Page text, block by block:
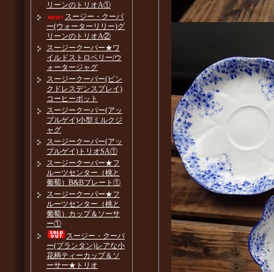
リーンのトリオA①
スージー・クーパ
ー(ウォーターリリー)グ
リーンのトリオA②
スージークーパー★ワ
イルドストロベリー/ウ
ォータージャグ
スージークーパー(ピン
クドレスデンスプレイ)
コーヒーポット
スージークーパー(アッ
プルゲイ)小型ミルクジ
ャグ
スージークーパー(アッ
プルゲイ)トリオSA①
スージークーパー★フ
ルーツセンター（桃と
葡萄）B&Bプレート①
スージークーパー★フ
ルーツセンター（桃と
葡萄）カップ＆ソーサ
ー①
スージー・クーパ
ー(プランタン)レアな小
花柄ティーカップ＆ソ
ーサー★トリオ